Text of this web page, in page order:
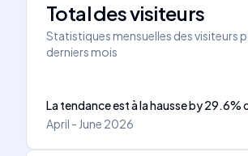
Total des visiteurs
Statistiques mensuelles des visiteurs
derniers mois
La tendance est à la hausseby29.6%
April - June 2026